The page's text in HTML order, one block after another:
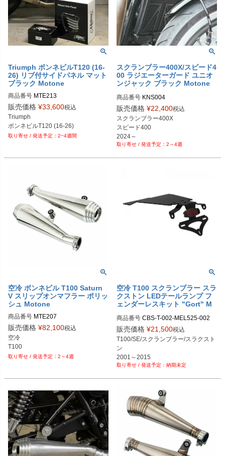
Triumph ボンネビルT120 (16-
26) リブ付サイドパネル マット
ブラック Motone
商品番号 MTE213
販売価格 ¥33,600税込
Triumph
ボンネビルT120 (16-26)
2~4週間
スクランブラー400X/スピード4
00 ラジエーターガード ユニオ
ンジャック ブラック Motone
(モートーン)
商品番号 KNS004
販売価格 ¥22,400税込
スクランブラー400X
スピード400
2024～
2～4週
空冷 ボンネビル T100 Saturn
V スリップオンマフラー ポリッ
シュ Motone
商品番号 MTE207
販売価格 ¥82,100税込
空冷
T100
2～4週
空冷 T100 スクランブラー スラ
クストン LEDテールランプ フ
ェンダーレスキット "Gort" M
商品番号 CBS-T-002-MEL525-002
メーカー型番：CBS-T-002+MEL525
+DDM002B
販売価格 ¥21,500税込
T100/SE/スクランブラー/スラクスト
ン
2001～2015
空冷キャブ車/ＦＩ 納期未定